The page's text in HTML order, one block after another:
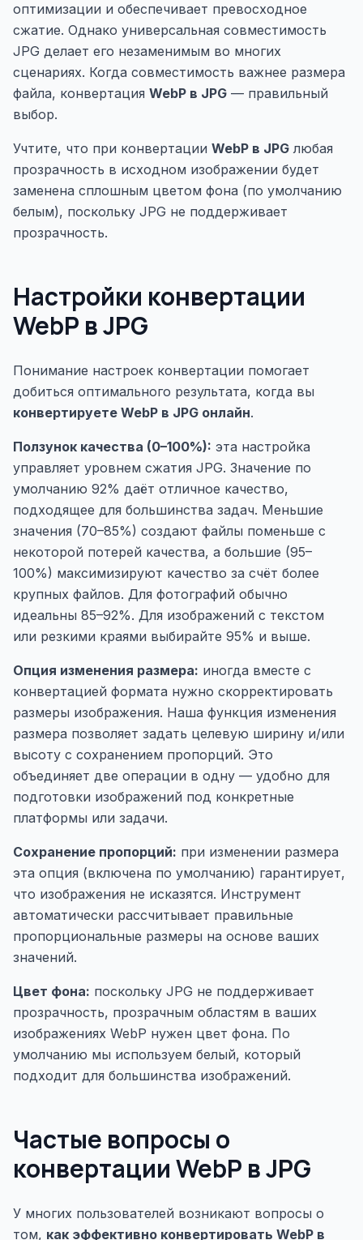
оптимизации и обеспечивает превосходное
сжатие. Однако универсальная совместимость
JPG делает его незаменимым во многих
сценариях. Когда совместимость важнее размера
файла, конвертация WebP в JPG — правильный
выбор.
Учтите, что при конвертации WebP в JPG любая
прозрачность в исходном изображении будет
заменена сплошным цветом фона (по умолчанию
белым), поскольку JPG не поддерживает
прозрачность.
Настройки конвертации
WebP в JPG
Понимание настроек конвертации помогает
добиться оптимального результата, когда вы
конвертируете WebP в JPG онлайн.
Ползунок качества (0–100%): эта настройка
управляет уровнем сжатия JPG. Значение по
умолчанию 92% даёт отличное качество,
подходящее для большинства задач. Меньшие
значения (70–85%) создают файлы поменьше с
некоторой потерей качества, а большие (95–
100%) максимизируют качество за счёт более
крупных файлов. Для фотографий обычно
идеальны 85–92%. Для изображений с текстом
или резкими краями выбирайте 95% и выше.
Опция изменения размера: иногда вместе с
конвертацией формата нужно скорректировать
размеры изображения. Наша функция изменения
размера позволяет задать целевую ширину и/или
высоту с сохранением пропорций. Это
объединяет две операции в одну — удобно для
подготовки изображений под конкретные
платформы или задачи.
Сохранение пропорций: при изменении размера
эта опция (включена по умолчанию) гарантирует,
что изображения не исказятся. Инструмент
автоматически рассчитывает правильные
пропорциональные размеры на основе ваших
значений.
Цвет фона: поскольку JPG не поддерживает
прозрачность, прозрачным областям в ваших
изображениях WebP нужен цвет фона. По
умолчанию мы используем белый, который
подходит для большинства изображений.
Частые вопросы о
конвертации WebP в JPG
У многих пользователей возникают вопросы о
том, как эффективно конвертировать WebP в